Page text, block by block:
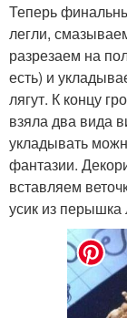
Теперь
легли,
разрезаем на
есть) и
лягут. К концу
взяла два вида
укладывать
фантазии.
вставляем
усик из перышка